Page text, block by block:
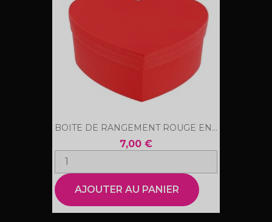
BOITE DE RANGEMENT ROUGE EN...
7,00 €
AJOUTER AU PANIER